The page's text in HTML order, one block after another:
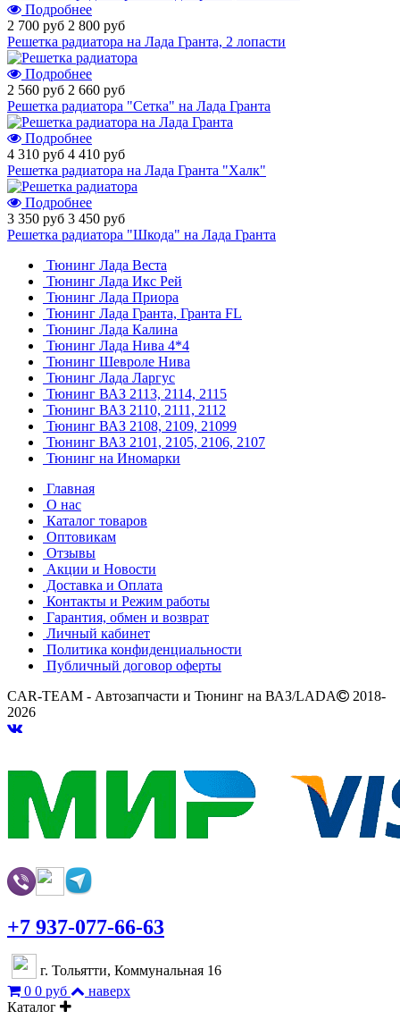
Подробнее
2 700 руб 2 800 руб
Решетка радиатора на Лада Гранта, 2 лопасти
Подробнее
2 560 руб 2 660 руб
Решетка радиатора "Сетка" на Лада Гранта
Подробнее
4 310 руб 4 410 руб
Решетка радиатора на Лада Гранта "Халк"
Подробнее
3 350 руб 3 450 руб
Решетка радиатора "Шкода" на Лада Гранта
Тюнинг Лада Веста
Тюнинг Лада Икс Рей
Тюнинг Лада Приора
Тюнинг Лада Гранта, Гранта FL
Тюнинг Лада Калина
Тюнинг Лада Нива 4*4
Тюнинг Шевроле Нива
Тюнинг Лада Ларгус
Тюнинг ВАЗ 2113, 2114, 2115
Тюнинг ВАЗ 2110, 2111, 2112
Тюнинг ВАЗ 2108, 2109, 21099
Тюнинг ВАЗ 2101, 2105, 2106, 2107
Тюнинг на Иномарки
Главная
О нас
Каталог товаров
Оптовикам
Отзывы
Акции и Новости
Доставка и Оплата
Контакты и Режим работы
Гарантия, обмен и возврат
Личный кабинет
Политика конфиденциальности
Публичный договор оферты
CAR-TEAM - Автозапчасти и Тюнинг на ВАЗ/LADA
2018-
2026
+7 937-077-66-63
г. Тольятти, Коммунальная 16
0 0 руб
наверх
Каталог